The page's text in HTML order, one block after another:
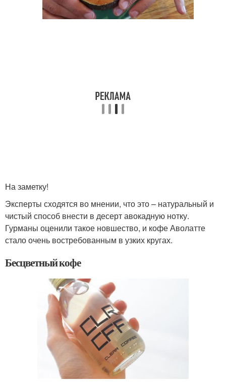
На заметку!
Эксперты сходятся во мнении, что это – натуральный и
чистый способ внести в десерт авокадную нотку.
Гурманы оценили такое новшество, и кофе Аволатте
стало очень востребованным в узких кругах.
Бесцветный кофе